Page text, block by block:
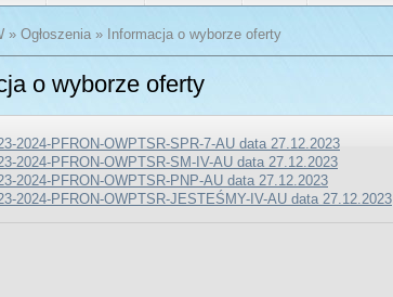
» Ogłoszenia» Informacja o wyborze oferty
o wyborze oferty
2024-PFRON-OWPTSR-SPR-7-AU data 27.12.2023
2024-PFRON-OWPTSR-SM-IV-AU data 27.12.2023
2024-PFRON-OWPTSR-PNP-AU data 27.12.2023
2024-PFRON-OWPTSR-JESTEŚMY-IV-AU data 27.12.2023